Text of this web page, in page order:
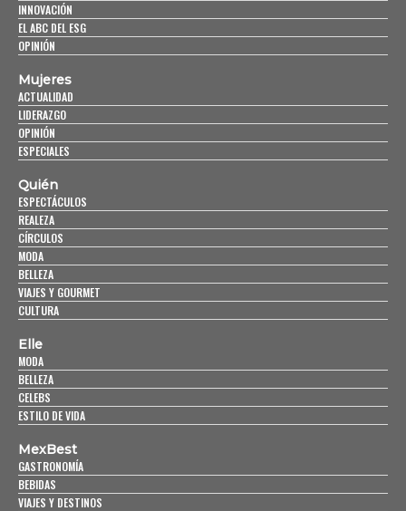
INNOVACIÓN
EL ABC DEL ESG
OPINIÓN
Mujeres
ACTUALIDAD
LIDERAZGO
OPINIÓN
ESPECIALES
Quién
ESPECTÁCULOS
REALEZA
CÍRCULOS
MODA
BELLEZA
VIAJES Y GOURMET
CULTURA
Elle
MODA
BELLEZA
CELEBS
ESTILO DE VIDA
MexBest
GASTRONOMÍA
BEBIDAS
VIAJES Y DESTINOS